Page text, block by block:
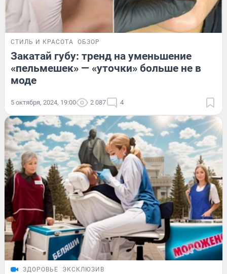
СТИЛЬ И КРАСОТА ОБЗОР
Закатай губу: тренд на уменьшение
«пельмешек» — «уточки» больше не в
моде
5 октября, 2024, 19:00 2 087 4
ЗДОРОВЬЕ ЭКСКЛЮЗИВ